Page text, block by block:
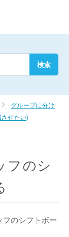
グループに分け
せたい)
フのシ
のシフトボー